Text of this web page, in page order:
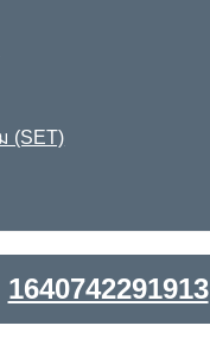
(SET)
1640742291913